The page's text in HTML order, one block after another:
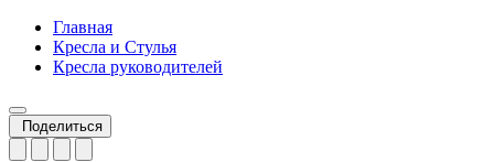
Главная
Кресла и Стулья
Кресла руководителей
Поделиться